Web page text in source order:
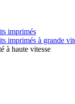
imprimés
imprimés à grande
à haute vitesse